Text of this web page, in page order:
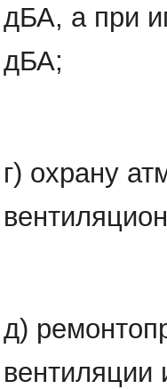
дБА, а при
дБА;
г) охрану
д)
вентиляции